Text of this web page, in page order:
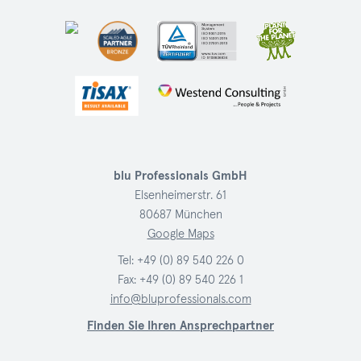
blu Professionals GmbH
Elsenheimerstr. 61
80687 München
Google Maps
Tel: +49 (0) 89 540 226 0
Fax: +49 (0) 89 540 226 1
info@bluprofessionals.com
Finden Sie Ihren Ansprechpartner